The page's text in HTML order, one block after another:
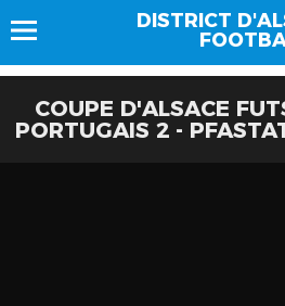
DISTRICT
COUPE D'ALSACE
PORTUGAIS 2 -